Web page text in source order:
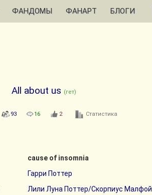
ФАНДОМЫ ФАНАРТ БЛОГИ
All about us (гет)
93 16 2 Статистика
cause of insomnia
Гарри Поттер
Лили Луна Поттер/Скорпиус Малфой